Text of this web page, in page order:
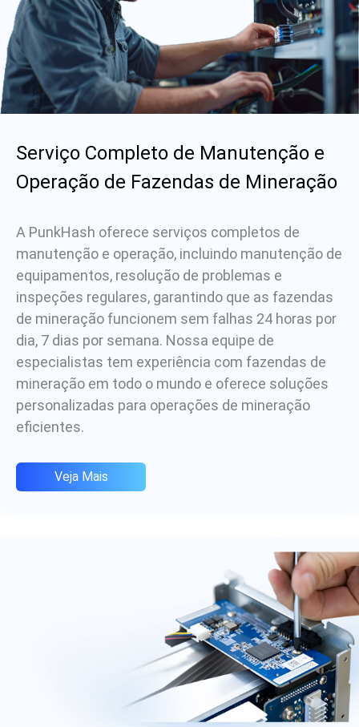
Serviço Completo de Manutenção e
Operação de Fazendas de Mineração
A PunkHash oferece serviços completos de
manutenção e operação, incluindo manutenção de
equipamentos, resolução de problemas e
inspeções regulares, garantindo que as fazendas
de mineração funcionem sem falhas 24 horas por
dia, 7 dias por semana. Nossa equipe de
especialistas tem experiência com fazendas de
mineração em todo o mundo e oferece soluções
personalizadas para operações de mineração
eficientes.
Veja Mais